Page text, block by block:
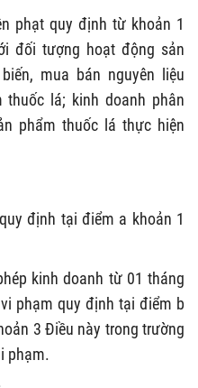
phạt quy định từ khoản 1
đối tượng hoạt động sản
mua bán nguyên liệu
lá; kinh doanh phân
phẩm thuốc lá thực hiện
định tại điểm a khoản 1
kinh doanh từ 01 tháng
phạm quy định tại điểm b
3 Điều này trong trường
phạm.